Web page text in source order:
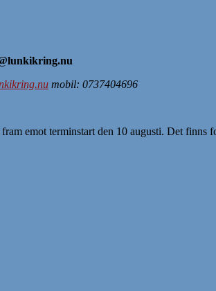
mobil: 0737404696
emot terminstart den 10 augusti. Det finns